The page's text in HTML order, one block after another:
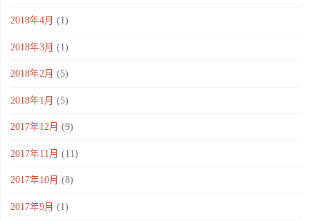
2018年4月 (1)
2018年3月 (1)
2018年2月 (5)
2018年1月 (5)
2017年12月 (9)
2017年11月 (11)
2017年10月 (8)
2017年9月 (1)